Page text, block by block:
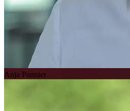
Anja Pannier